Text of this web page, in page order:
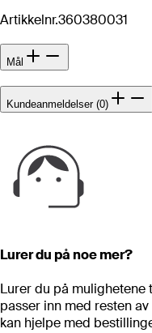
Artikkelnr.360380031
Mål
Kundeanmeldelser (0)
Lurer du på noe mer?
Lurer du på
passer inn med resten
kan hjelpe med